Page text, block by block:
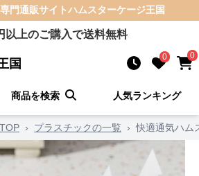
専門通販サイトハムスターケージ王国
以上のご購入で送料無料
国 0 0
商品を検索 人気ランキング
› プラスチックの一覧 › 快適通気ハム